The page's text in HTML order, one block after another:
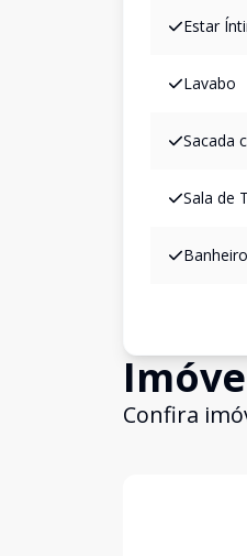
Estar
Lavabo
Sacada
Sala de
Confira